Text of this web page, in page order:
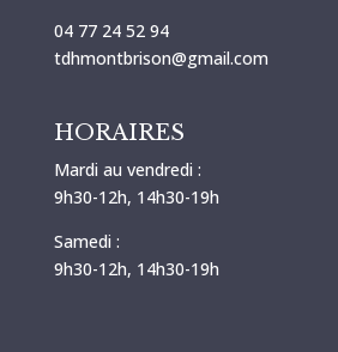
04 77 24 52 94
tdhmontbrison@gmail.com
HORAIRES
Mardi au vendredi :
9h30-12h, 14h30-19h
Samedi :
9h30-12h, 14h30-19h